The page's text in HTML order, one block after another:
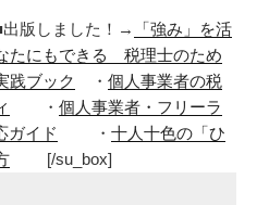
出版しました！→
「強み」を活
たにもできる 税理士のため
践ブック
・ 個人事業者の税
・ 個人事業者・フリーラ
ガイド
・ 十人十色の「ひ
[/su_box]